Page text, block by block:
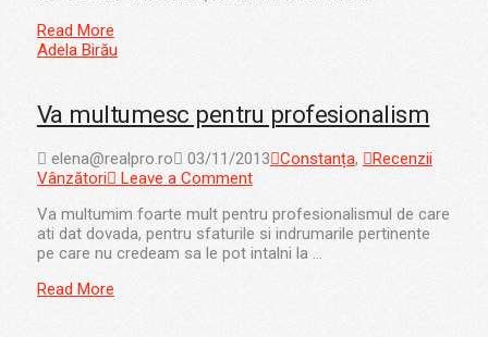
Read More
Adela Birău
Va multumesc pentru profesionalism
elena@realpro.ro 03/11/2013 Constanța,
Recenzii
Vânzători
Leave a Comment
Va multumim foarte mult pentru profesionalismul de care
ati dat dovada, pentru sfaturile si indrumarile pertinente
pe care nu credeam sa le pot intalni la …
Read More